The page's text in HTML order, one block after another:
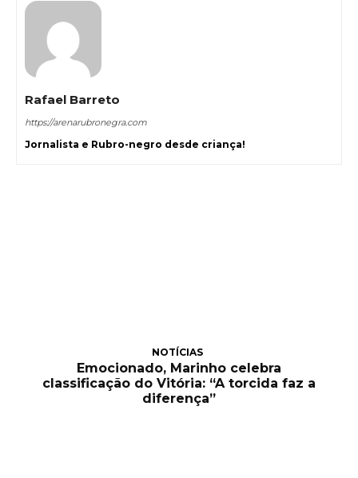
Rafael Barreto
https://arenarubronegra.com
Jornalista e Rubro-negro desde criança!
NOTÍCIAS
Emocionado, Marinho celebra
classificação do Vitória: “A torcida faz a
diferença”